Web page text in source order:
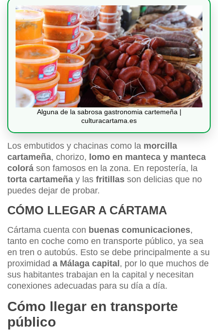
Alguna de la sabrosa gastronomia cartemeña |
culturacartama.es
Los embutidos y chacinas como la morcilla
cartameña, chorizo, lomo en manteca y manteca
colorá son famosos en la zona. En repostería, la
torta cartameña y las fritillas son delicias que no
puedes dejar de probar.
CÓMO LLEGAR A CÁRTAMA
Cártama cuenta con buenas comunicaciones,
tanto en coche como en transporte público, ya sea
en tren o autobús. Esto se debe principalmente a su
proximidad a Málaga capital, por lo que muchos de
sus habitantes trabajan en la capital y necesitan
conexiones adecuadas para su día a día.
Cómo llegar en transporte
público